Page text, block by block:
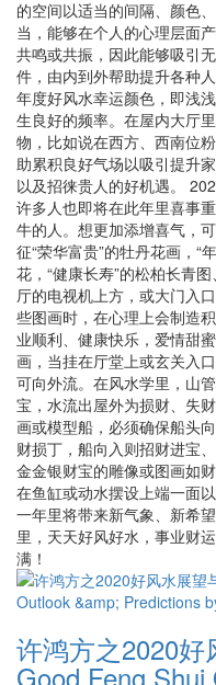
的空间以适当的间隔、颜色
当，能够在个人的心理层面
共鸣或共振，因此能够吸引
件，由内到外帮助提升各种
年度好风水幸运颜色，即浅
生良好的频率。在屋内大厅
物，比如说在西方、西南位
助累积良好气场以吸引提升
以及招徕贵人的好机遇。
许多人也即将在此年里喜事
牛的人。想更加添增喜气，
征“荣华富贵”的牡丹花画，“
花，“健康长寿”的松柏长青
厅的电视机上方，或大门入
些图画时，在心理上会制造
业顺利、健康快乐，爱情甜
画，当挂在厅堂上或玄关入
可向外流。在风水学里，山
宝，水流出屋外为损财、失
画或模型船，必须确保船头
财损丁，船向入则招财进宝
金金银财宝的雕像或图画如
在鱼缸或动水摆设上端一面
一年里将带来新气象、新希
里，天天好风好水，事业财
满！
许鸿方之2020
Good Feng